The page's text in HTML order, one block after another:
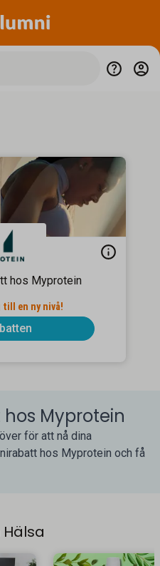
hos Myprotein
en ny nivå!
hos Myprotein
för att nå dina
hos Myprotein och få